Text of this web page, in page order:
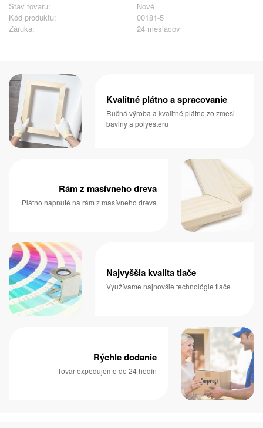
Stav tovaru:
Nové
Kód produktu:
00181-5
Záruka:
24 mesiacov
Kvalitné plátno a spracovanie
Ručná výroba a kvalitné plátno zo zmesi
bavlny a polyesteru
Rám z masívneho dreva
Plátno napnuté na rám z masívneho dreva
Najvyššia kvalita tlače
Využívame najnovšie technológie tlače
Rýchle dodanie
Tovar expedujeme do 24 hodín